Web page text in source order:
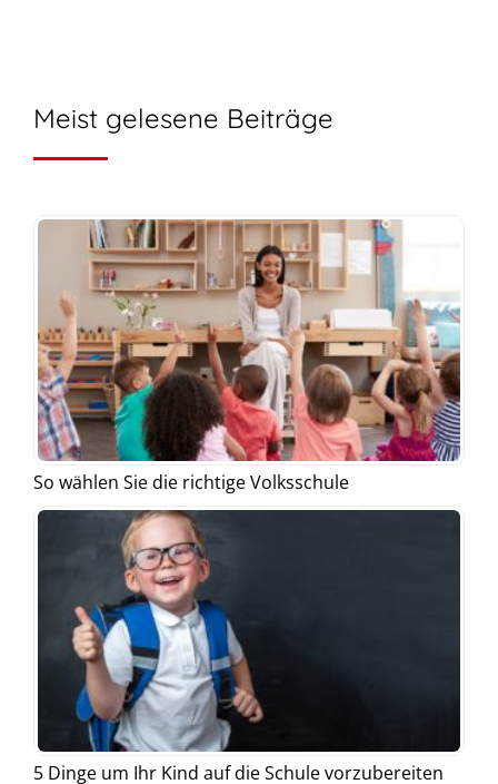
Meist gelesene Beiträge
So wählen Sie die richtige Volksschule
5 Dinge um Ihr Kind auf die Schule vorzubereiten